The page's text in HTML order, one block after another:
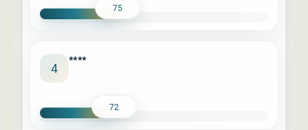
75
4 ****
72